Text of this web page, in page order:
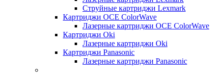
Струйные картриджи Lexmark
Картриджи OCE ColorWave
Лазерные картриджи OCE ColorWave
Картриджи Oki
Лазерные картриджи Oki
Картриджи Panasonic
Лазерные картриджи Panasonic